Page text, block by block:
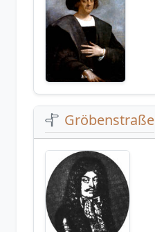
Gröbenstraße